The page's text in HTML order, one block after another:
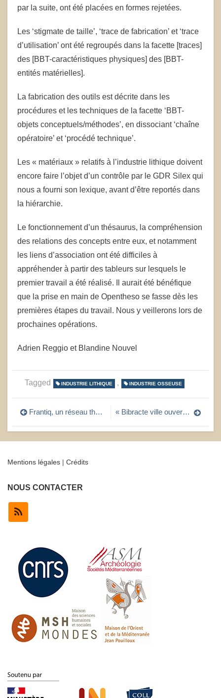
par la suite, ont été placées en formes rejetées.
Les ‘stigmate de taille’, ‘trace de fabrication’ et ‘trace
d’utilisation’ ont été regroupés dans la facette [traces]
des [BBT-caractéristiques physiques] des [BBT-
entités matérielles].
La fabrication des outils est décrite dans les
procédures et les techniques de la facette ‘BBT-
objets conceptuels/méthodes’, en dissociant ‘chaîne
opératoire’ et ‘procédé technique’.
Les « matériaux » relatifs à l’industrie lithique doivent
encore faire l’objet d’un contrôle par le GDR Silex qui
nous a fourni son lexique, avant d’être reportés dans
la hiérarchie.
Le fonctionnement d’un thésaurus, la compréhension
des relations des concepts entre eux, et notamment
les liens d’association ont été difficiles à
appréhender à partir des tableurs sur lesquels le
premier travail a été réalisé. Il aurait été bénéfique
que la prise en main de Opentheso se fasse dès les
premières étapes du travail. Nous y veillerons lors de
prochaines opérations.
Adrien Reggio et Blandine Nouvel
Tagged INDUSTRIE LITHIQUE , INDUSTRIE OSSEUSE
Navigation
de
l’article
Frantiq, un réseau thématique en archéologie « Bibracte ville ouverte » et « ArchéoRef Alignements », lauréats de l’AAP CollEx-Persée 2020
Mentions légales | Crédits
NOUS CONTACTER